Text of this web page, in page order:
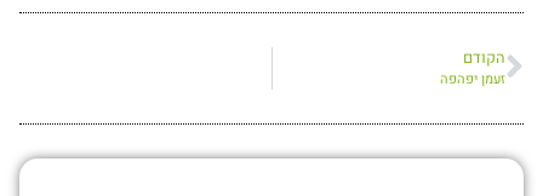
הקודם
זעמן יפהפה